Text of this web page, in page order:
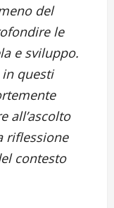
del
le
e sviluppo.
in questi
all’ascolto
riflessione
contesto